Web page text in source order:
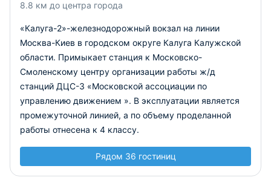
8.8 км до центра города
«Калуга-2»-железнодорожный вокзал на линии
Москва-Киев в городском округе Калуга Калужской
области. Примыкает станция к Московско-
Смоленскому центру организации работы ж/д
станций ДЦС-3 «Московской ассоциации по
управлению движением ». В эксплуатации является
промежуточной линией, а по объему проделанной
работы отнесена к 4 классу.
Рядом 36 гостиниц